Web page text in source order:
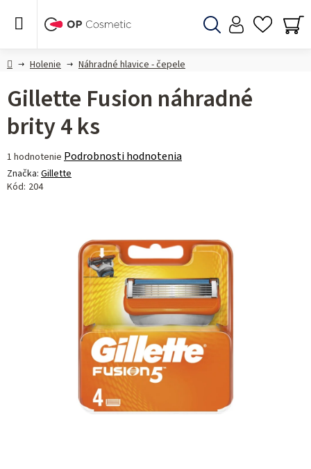
DomovHolenie Náhradné hlavice - čepele
Gillette Fusion náhradné
brity 4 ks
Priemerné
hodnotenie
produktu
1 hodnotenie Podrobnosti hodnotenia
Značka: Gillette
Kód: 204